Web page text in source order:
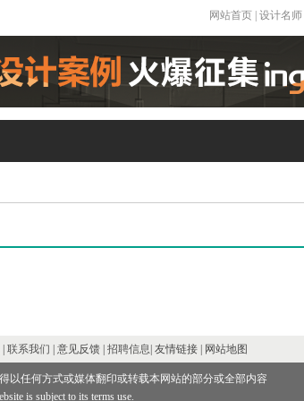
网站首页| 设计名师|
联系我们 | 意见反馈 | 招聘信息 | 友情链接 | 网站地图
以任何方式或媒体翻印或转载本网站的部分或全部内容
is subject to its terms use.